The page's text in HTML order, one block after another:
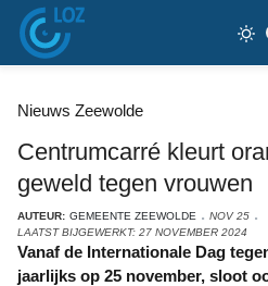
Nieuws Zeewolde
Centrumcarré kleurt
geweld tegen vrouwen
AUTEUR: GEMEENTE ZEEWOLDE
NOV 25
LAATST BIJGEWERKT: 27 NOVEMBER 2024
Vanaf de Internationale Dag tegen Geweld tegen Vrouwen,
jaarlijks op 25 november, sloot